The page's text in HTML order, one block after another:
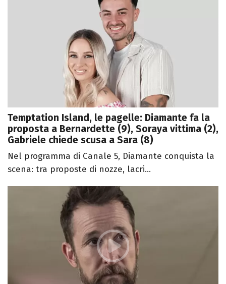
Temptation Island, le pagelle: Diamante fa la
proposta a Bernardette (9), Soraya vittima (2),
Gabriele chiede scusa a Sara (8)
Nel programma di Canale 5, Diamante conquista la
scena: tra proposte di nozze, lacri...